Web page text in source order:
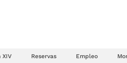
XIV Reservas Empleo